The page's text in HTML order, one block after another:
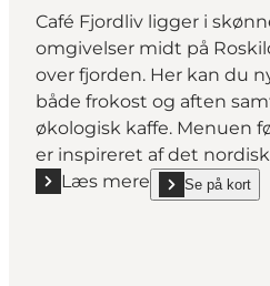
Café Fjordliv ligger i
omgivelser midt på
over fjorden. Her kan du
både frokost og aften
økologisk kaffe. Menuen
er inspireret af det
Læs mere
Læs mere "Café Fjordliv –
Se på kort
show Café